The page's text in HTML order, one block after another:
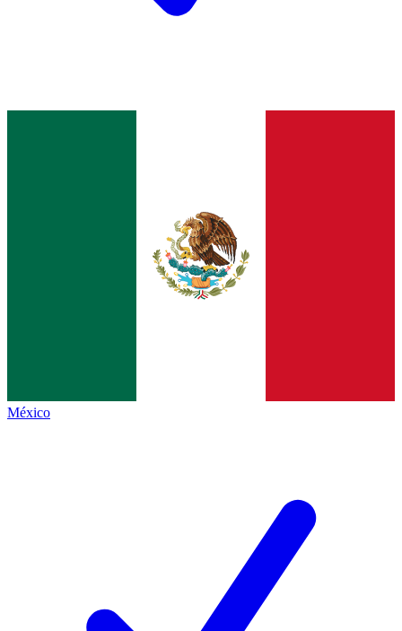
México